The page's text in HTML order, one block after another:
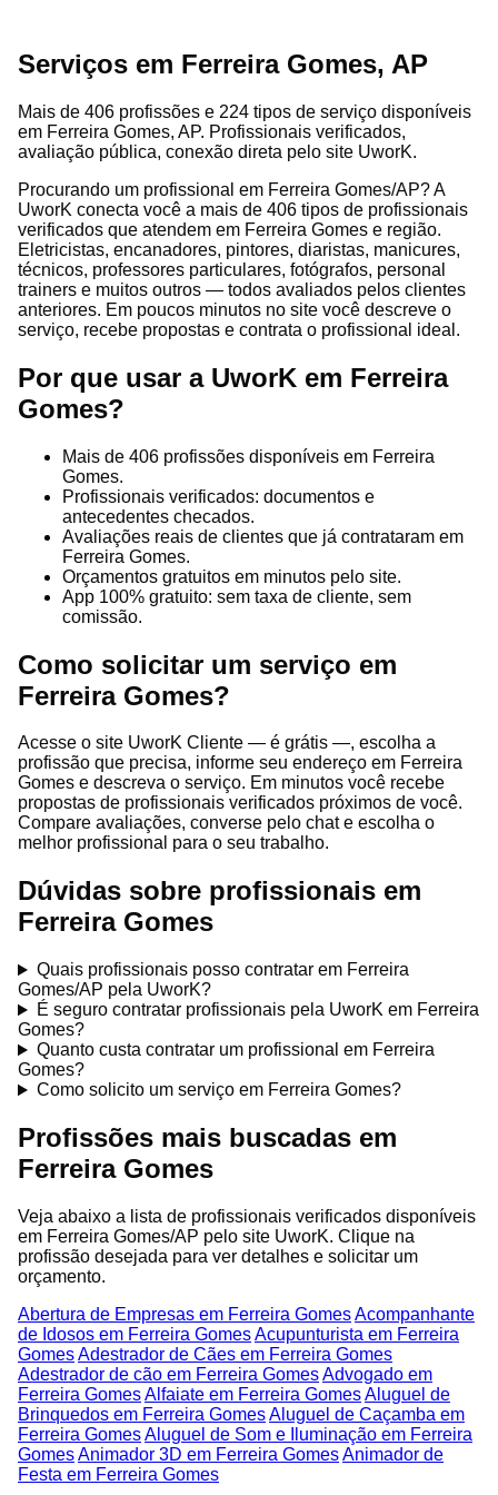
Serviços em Ferreira Gomes, AP
Mais de 406 profissões e 224 tipos de serviço disponíveis
em Ferreira Gomes, AP. Profissionais verificados,
avaliação pública, conexão direta pelo site UworK.
Procurando um profissional em Ferreira Gomes/AP? A
UworK conecta você a mais de 406 tipos de profissionais
verificados que atendem em Ferreira Gomes e região.
Eletricistas, encanadores, pintores, diaristas, manicures,
técnicos, professores particulares, fotógrafos, personal
trainers e muitos outros — todos avaliados pelos clientes
anteriores. Em poucos minutos no site você descreve o
serviço, recebe propostas e contrata o profissional ideal.
Por que usar a UworK em Ferreira
Gomes?
Mais de 406 profissões disponíveis em Ferreira
Gomes.
Profissionais verificados: documentos e
antecedentes checados.
Avaliações reais de clientes que já contrataram em
Ferreira Gomes.
Orçamentos gratuitos em minutos pelo site.
App 100% gratuito: sem taxa de cliente, sem
comissão.
Como solicitar um serviço em
Ferreira Gomes?
Acesse o site UworK Cliente — é grátis —, escolha a
profissão que precisa, informe seu endereço em Ferreira
Gomes e descreva o serviço. Em minutos você recebe
propostas de profissionais verificados próximos de você.
Compare avaliações, converse pelo chat e escolha o
melhor profissional para o seu trabalho.
Dúvidas sobre profissionais em
Ferreira Gomes
Quais profissionais posso contratar em Ferreira
Gomes/AP pela UworK?
É seguro contratar profissionais pela UworK em Ferreira
Gomes?
Quanto custa contratar um profissional em Ferreira
Gomes?
Como solicito um serviço em Ferreira Gomes?
Profissões mais buscadas em
Ferreira Gomes
Veja abaixo a lista de profissionais verificados disponíveis
em Ferreira Gomes/AP pelo site UworK. Clique na
profissão desejada para ver detalhes e solicitar um
orçamento.
Abertura de Empresas em Ferreira GomesAcompanhante
de Idosos em Ferreira GomesAcupunturista em Ferreira
GomesAdestrador de Cães em Ferreira Gomes
Adestrador de cão em Ferreira GomesAdvogado em
Ferreira GomesAlfaiate em Ferreira GomesAluguel de
Brinquedos em Ferreira GomesAluguel de Caçamba em
Ferreira GomesAluguel de Som e Iluminação em Ferreira
GomesAnimador 3D em Ferreira GomesAnimador de
Festa em Ferreira Gomes